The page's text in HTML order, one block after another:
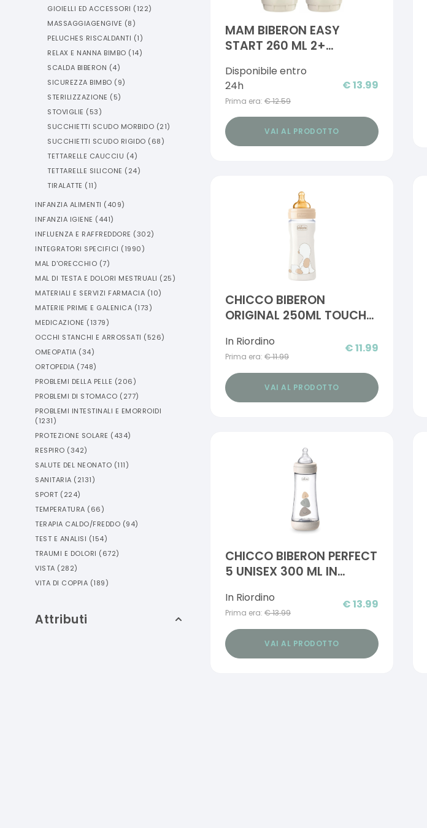
GIOIELLI ED ACCESSORI (122)
MASSAGGIAGENGIVE (8)
PELUCHES RISCALDANTI (1)
RELAX E NANNA BIMBO (14)
SCALDA BIBERON (4)
SICUREZZA BIMBO (9)
STERILIZZAZIONE (5)
STOVIGLIE (53)
SUCCHIETTI SCUDO MORBIDO (21)
SUCCHIETTI SCUDO RIGIDO (68)
TETTARELLE CAUCCIU (4)
TETTARELLE SILICONE (24)
TIRALATTE (11)
INFANZIA ALIMENTI (409)
INFANZIA IGIENE (441)
INFLUENZA E RAFFREDDORE (302)
INTEGRATORI SPECIFICI (1990)
MAL D'ORECCHIO (7)
MAL DI TESTA E DOLORI MESTRUALI (25)
MATERIALI E SERVIZI FARMACIA (10)
MATERIE PRIME E GALENICA (173)
MEDICAZIONE (1379)
OCCHI STANCHI E ARROSSATI (526)
OMEOPATIA (34)
ORTOPEDIA (748)
PROBLEMI DELLA PELLE (206)
PROBLEMI DI STOMACO (277)
PROBLEMI INTESTINALI E EMORROIDI
(1231)
PROTEZIONE SOLARE (434)
RESPIRO (342)
SALUTE DEL NEONATO (111)
SANITARIA (2131)
SPORT (224)
TEMPERATURA (66)
TERAPIA CALDO/FREDDO (94)
TEST E ANALISI (154)
TRAUMI E DOLORI (672)
VISTA (282)
VITA DI COPPIA (189)
Attributi
MAM BIBERON EASY
START 260 ML 2+
Disponibile entro
24h
Prima era: €12.59
€13.99
VAI AL PRODOTTO
CHICCO BIBERON
ORIGINAL 250ML TOUCH
TETTARELLA IN CAUCCIU'
In Riordino
Prima era: €11.99
€11.99
VAI AL PRODOTTO
CHICCO BIBERON PERFECT
5 UNISEX 300 ML IN
In Riordino
Prima era: €13.99
€13.99
VAI AL PRODOTTO